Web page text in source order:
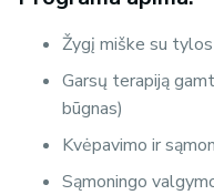
Žygį miške su
Garsų terapiją
būgnas)
Kvėpavimo ir
Sąmoningo